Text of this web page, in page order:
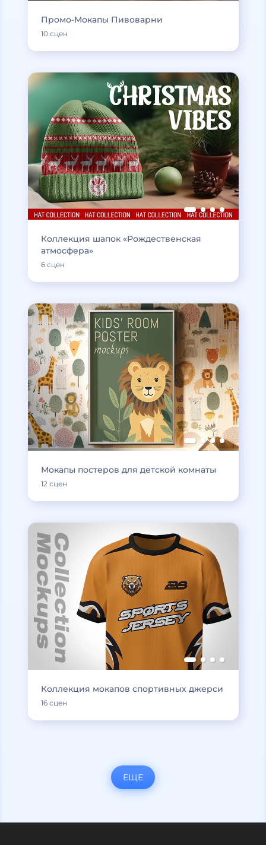
Промо-Мокапы Пивоварни
10 сцен
Коллекция шапок «Рождественская
атмосфера»
6 сцен
Мокапы постеров для детской комнаты
12 сцен
Коллекция мокапов спортивных джерси
16 сцен
ЕЩЕ